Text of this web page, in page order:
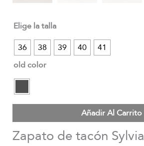
Elige la talla
36
38 39 40
41
old color
Añadir Al Carrito
Zapato de tacón Sylvia